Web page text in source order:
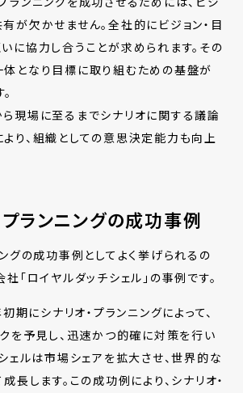
が欠かせません。全社的にビジョン・目
に協力し合うことが求められます。その
体となり目標に取り組むための基盤が
ら現場に至るまでシナリオに関する議論
り、組織としての意思決定能力も向上
プランニングの成功事例
グの成功事例としてよく挙げられるの
「ロイヤルダッチシェル」の事例です。
にシナリオ・プランニングによって、
を予見し、迅速かつ的確に対策を行い
ェルは市場シェアを拡大させ、世界的な
長します。この成功例により、シナリオ・